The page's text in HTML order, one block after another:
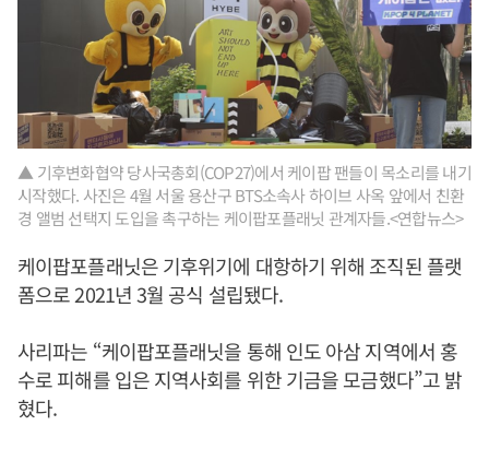
▲ 기후변화협약 당사국총회(COP27)에서 케이팝 팬들이 목소리를 내기
시작했다. 사진은 4월 서울 용산구 BTS소속사 하이브 사옥 앞에서 친환
경 앨범 선택지 도입을 촉구하는 케이팝포플래닛 관계자들.<연합뉴스>
케이팝포플래닛은 기후위기에 대항하기 위해 조직된 플랫
폼으로 2021년 3월 공식 설립됐다.
사리파는 “케이팝포플래닛을 통해 인도 아삼 지역에서 홍
수로 피해를 입은 지역사회를 위한 기금을 모금했다”고 밝
혔다.